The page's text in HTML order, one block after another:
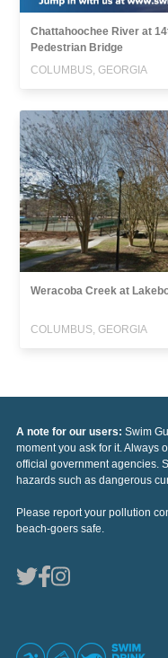
Chattahoochee River at
Pedestrian Bridge
COLUMBUS, GEORGIA
Weracoba Creek at
COLUMBUS, GEORGIA
A note for our users: Swim
moment you ask for it. Always
official government agencies.
hazards such as dangerous
Please report your pollution
beach-goers safe.